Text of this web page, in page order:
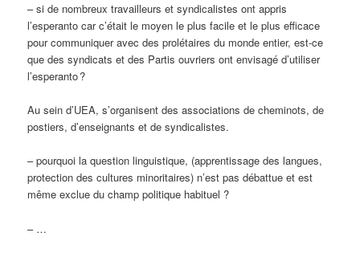
– si de nombreux travailleurs et syndicalistes ont appris
l’esperanto car c’était le moyen le plus facile et le plus efficace
pour communiquer avec des prolétaires du monde entier, est-ce
que des syndicats et des Partis ouvriers ont envisagé d’utiliser
l’esperanto ?
Au sein d’UEA, s’organisent des associations de cheminots, de
postiers, d’enseignants et de syndicalistes.
– pourquoi la question linguistique, (apprentissage des langues,
protection des cultures minoritaires) n’est pas débattue et est
même exclue du champ politique habituel ?
– …